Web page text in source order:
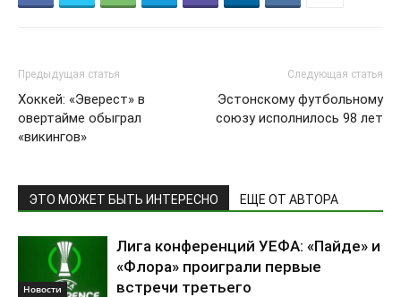
Предыдущая статья
Хоккей: «Эверест» в
овертайме обыграл
«викингов»
Следующая статья
Эстонскому футбольному
союзу исполнилось 98 лет
ЭТО МОЖЕТ БЫТЬ ИНТЕРЕСНО ЕЩЕ ОТ АВТОРА
Новости
Лига конференций УЕФА: «Пайде» и
«Флора» проиграли первые
встречи третьего